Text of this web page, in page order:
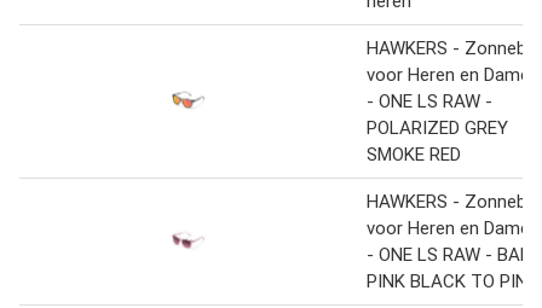
HAWKERS - Zonnebril
voor Heren en Dames
- ONE LS RAW -
POLARIZED GREY
SMOKE RED
HAWKERS - Zonnebril
voor Heren en Dames
- ONE LS RAW - BABY
PINK BLACK TO PINK